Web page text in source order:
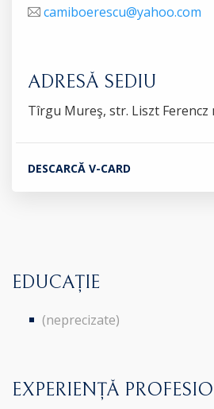
camiboerescu@yahoo.com
ADRESĂ SEDIU
Tîrgu Mureş, str. Liszt Ferencz
DESCARCĂ V-CARD
EDUCAȚIE
(neprecizate)
EXPERIENȚĂ